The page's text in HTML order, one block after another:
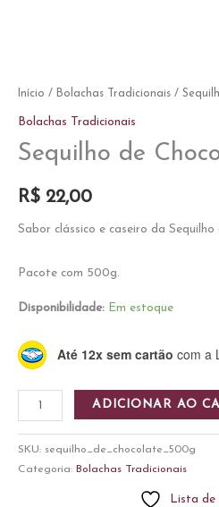
Início / Bolachas Tradicionais /
Bolachas Tradicionais
Sequilho de
R$ 22,00
Sabor clássico e caseiro da Sequilho
Pacote com 500g.
Disponibilidade: Em estoque
Até 12x sem cartão com a
Sequilho
de
Chocolate
500g
ADICIONAR AO
SKU: sequilho_de_chocolate_500g
Categoria: Bolachas Tradicionais
Lista de